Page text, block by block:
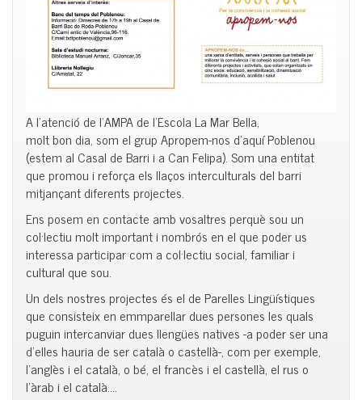
A l’atenció de l’AMPA de l’Escola La Mar Bella,
molt bon dia, som el grup Apropem-nos d’aquí Poblenou
(estem al Casal de Barri i a Can Felipa). Som una entitat
que promou i reforça els llaços interculturals del barri
mitjançant diferents projectes.
Ens posem en contacte amb vosaltres perquè sou un
col·lectiu molt important i nombrós en el que poder us
interessa participar com a col·lectiu social, familiar i
cultural que sou.
Un dels nostres projectes és el de Parelles Lingüístiques
que consisteix en emmparellar dues persones les quals
puguin intercanviar dues llengües natives -a poder ser una
d’elles hauria de ser català o castellà-, com per exemple,
l’anglès i el català, o bé, el francès i el castellà, el rus o
l’àrab i el català….